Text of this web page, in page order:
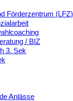
Förderzentrum (LFZ)
/ BIZ
3. Sek
Anlässe